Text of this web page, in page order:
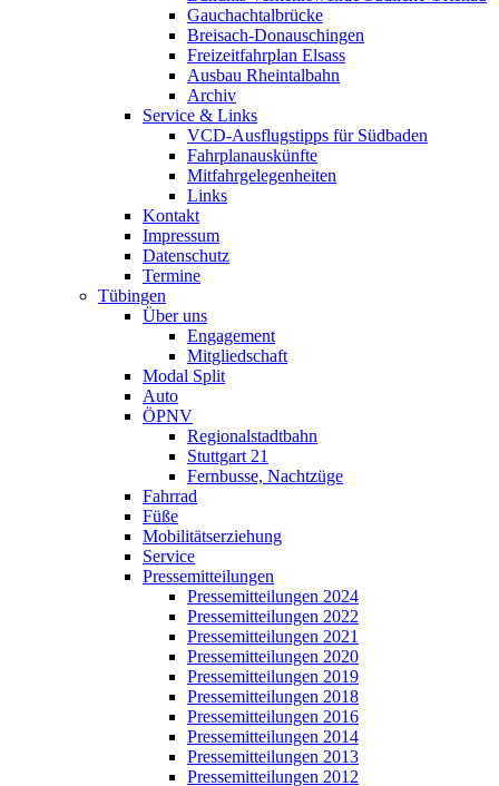
Gauchachtalbrücke
Breisach-Donauschingen
Freizeitfahrplan Elsass
Ausbau Rheintalbahn
Archiv
Service & Links
VCD-Ausflugstipps für Südbaden
Fahrplanauskünfte
Mitfahrgelegenheiten
Links
Kontakt
Impressum
Datenschutz
Termine
Tübingen
Über uns
Engagement
Mitgliedschaft
Modal Split
Auto
ÖPNV
Regionalstadtbahn
Stuttgart 21
Fernbusse, Nachtzüge
Fahrrad
Füße
Mobilitätserziehung
Service
Pressemitteilungen
Pressemitteilungen 2024
Pressemitteilungen 2022
Pressemitteilungen 2021
Pressemitteilungen 2020
Pressemitteilungen 2019
Pressemitteilungen 2018
Pressemitteilungen 2016
Pressemitteilungen 2014
Pressemitteilungen 2013
Pressemitteilungen 2012